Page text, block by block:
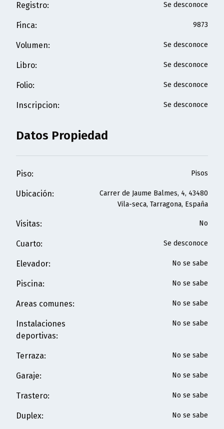
Registro: Se desconoce
Finca: 9873
Volumen: Se desconoce
Libro: Se desconoce
Folio: Se desconoce
Inscripcion: Se desconoce
Datos Propiedad
Piso: Pisos
Ubicación:
Carrer de Jaume Balmes, 4, 43480
Vila-seca, Tarragona, España
Visitas: No
Cuarto: Se desconoce
Elevador: No se sabe
Piscina: No se sabe
Areas comunes: No se sabe
Instalaciones
deportivas:
No se sabe
Terraza: No se sabe
Garaje: No se sabe
Trastero: No se sabe
Duplex: No se sabe